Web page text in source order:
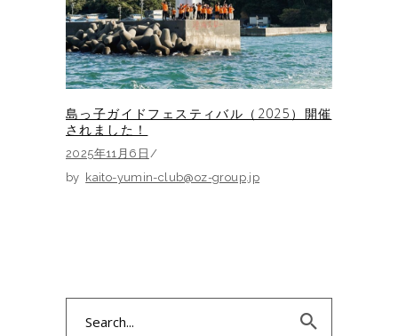
島っ子ガイドフェスティバル（2025）開催
されました！
2025年11月6日
by kaito-yumin-club@oz-group.jp